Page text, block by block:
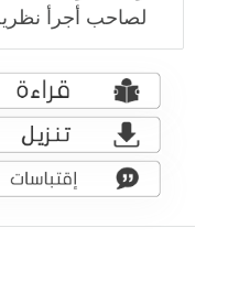
لصاحب أجرأ